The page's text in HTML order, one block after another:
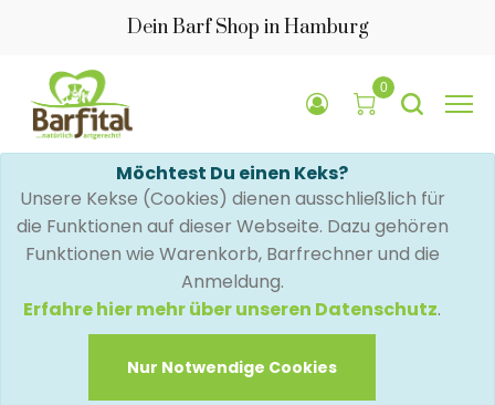
Dein Barf Shop in Hamburg
0
Möchtest Du einen Keks?
Unsere Kekse (Cookies) dienen ausschließlich für
die Funktionen auf dieser Webseite. Dazu gehören
Funktionen wie Warenkorb, Barfrechner und die
Anmeldung.
Erfahre hier mehr über unseren Datenschutz.
Nur Notwendige Cookies